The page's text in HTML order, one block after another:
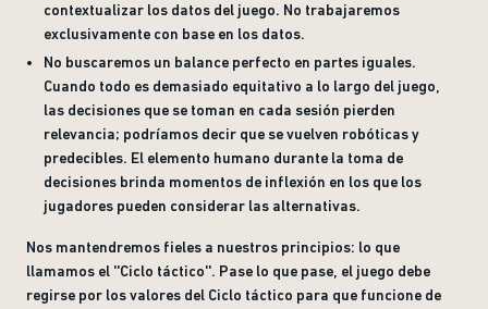
contextualizar los datos del juego. No trabajaremos
exclusivamente con base en los datos.
No buscaremos un balance perfecto en partes iguales.
Cuando todo es demasiado equitativo a lo largo del juego,
las decisiones que se toman en cada sesión pierden
relevancia; podríamos decir que se vuelven robóticas y
predecibles. El elemento humano durante la toma de
decisiones brinda momentos de inflexión en los que los
jugadores pueden considerar las alternativas.
Nos mantendremos fieles a nuestros principios: lo que
llamamos el ''Ciclo táctico''. Pase lo que pase, el juego debe
regirse por los valores del Ciclo táctico para que funcione de